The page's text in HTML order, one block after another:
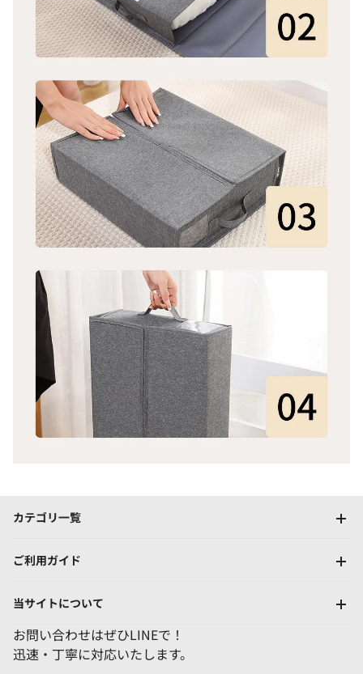
カテゴリ一覧
ご利用ガイド
当サイトについて
お問い合わせはぜひLINEで！
迅速・丁寧に対応いたします。